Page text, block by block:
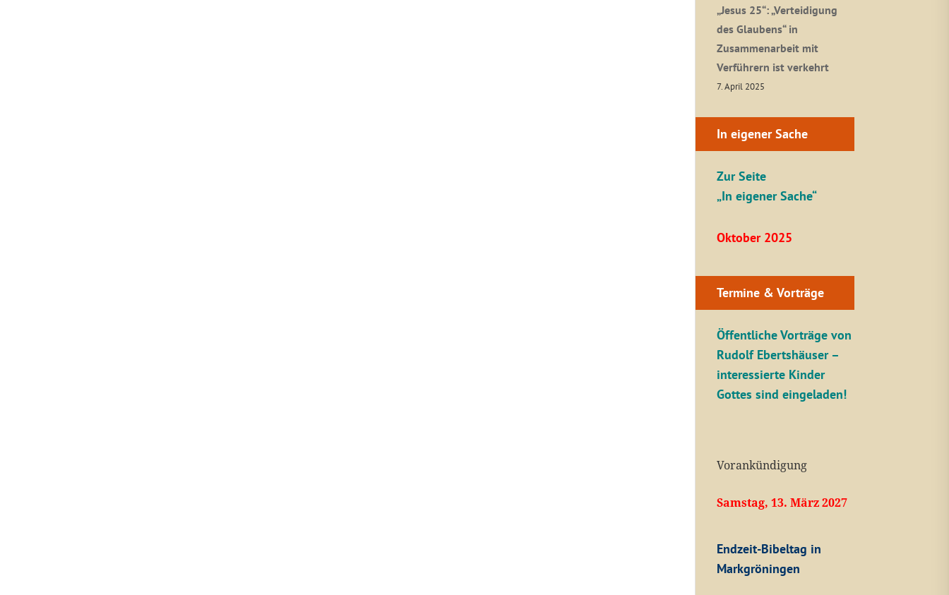
„Jesus 25“: „Verteidigung
des Glaubens“ in
Zusammenarbeit mit
Verführern ist verkehrt
7. April 2025
In eigener Sache
Zur Seite
„In eigener Sache“
Oktober 2025
Termine & Vorträge
Öffentliche Vorträge von
Rudolf Ebertshäuser –
interessierte Kinder
Gottes sind eingeladen!
Vorankündigung
Samstag, 13. März 2027
Endzeit-Bibeltag in
Markgröningen